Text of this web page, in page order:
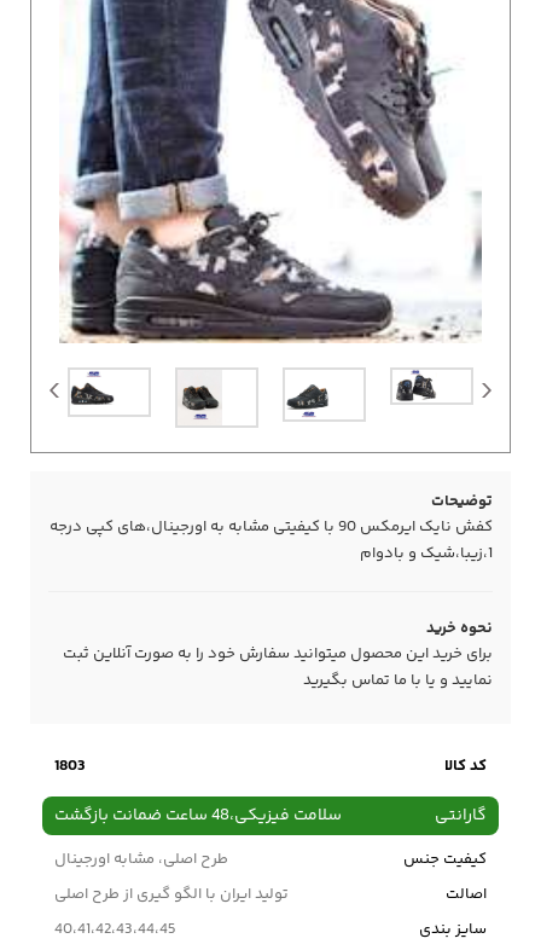
توضیحات
کفش نایک ایرمکس 90 با کیفیتی مشابه به اورجینال،های کپی درجه
1،زیبا،شیک و بادوام
نحوه خرید
برای خرید این محصول میتوانید سفارش خود را به صورت آنلاین ثبت
نمایید و یا با ما تماس بگیرید
کد کالا 1803
گارانتی سلامت فیزیکی،48 ساعت ضمانت بازگشت
کیفیت جنس
طرح اصلی، مشابه اورجینال
اصالت
تولید ایران با الگو گیری از طرح اصلی
سایز بندی
40،41،42،43،44،45